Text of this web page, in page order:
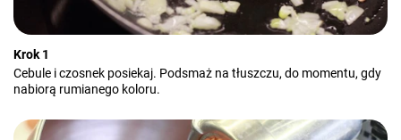
Krok 1
Cebule i czosnek posiekaj. Podsmaż na tłuszczu, do momentu, gdy
nabiorą rumianego koloru.